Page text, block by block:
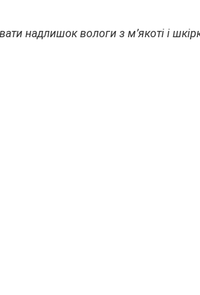
надлишок вологи з м’якоті і